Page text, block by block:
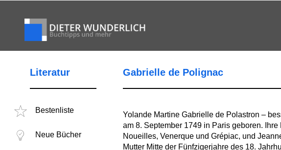
Literatur
Bestenliste
Neue Bücher
Gabrielle de Polignac
Yolande Martine Gabrielle de Polastron –
am 8. September 1749 in Paris geboren.
Noueilles, Venerque und Grépiac, und
Mutter Mitte der Fünfzigerjahre des 18.